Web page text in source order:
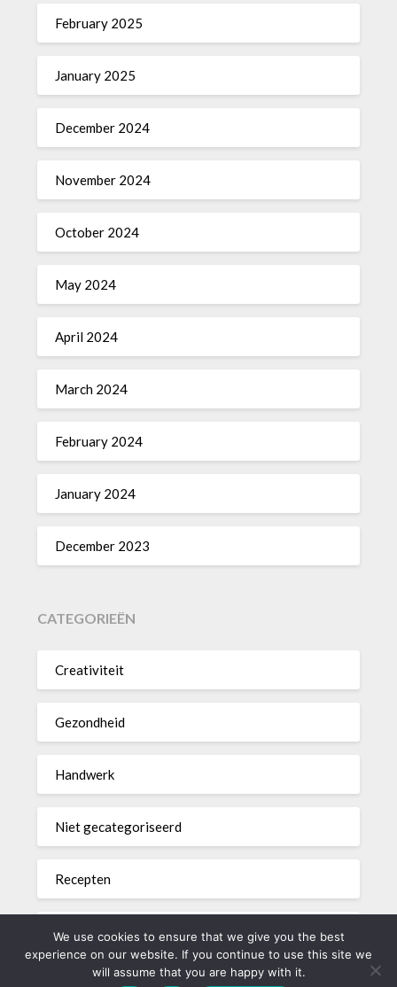
February 2025
January 2025
December 2024
November 2024
October 2024
May 2024
April 2024
March 2024
February 2024
January 2024
December 2023
CATEGORIEËN
Creativiteit
Gezondheid
Handwerk
Niet gecategoriseerd
Recepten
Woondecoratie
We use cookies to ensure that we give you the best
experience on our website. If you continue to use this site we
will assume that you are happy with it.